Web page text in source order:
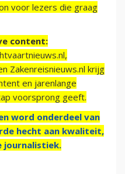
voor lezers die graag
content:
Zakenreisnieuws.nl krijg
en jarenlange
voorsprong geeft.
word onderdeel van
hecht aan kwaliteit,
journalistiek.